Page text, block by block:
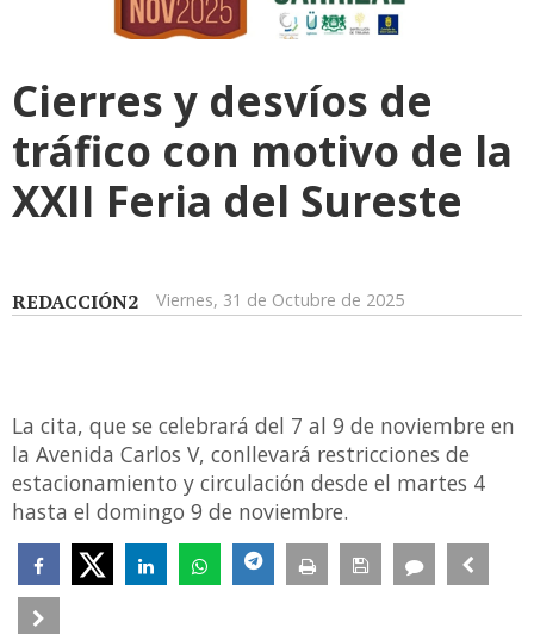
Cierres y desvíos de
tráfico con motivo de la
XXII Feria del Sureste
REDACCIÓN2 Viernes, 31 de Octubre de 2025
La cita, que se celebrará del 7 al 9 de noviembre en
la Avenida Carlos V, conllevará restricciones de
estacionamiento y circulación desde el martes 4
hasta el domingo 9 de noviembre.